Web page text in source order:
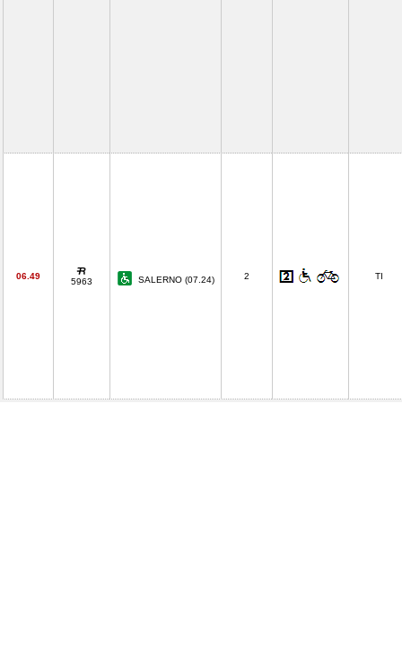
06.49
5963 SALERNO (07.24) 2 TI